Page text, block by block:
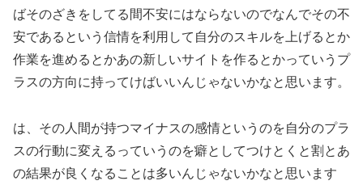
ばそのざきをしてる間不安にはならないのでなんでその不
安であるという信情を利用して自分のスキルを上げるとか
作業を進めるとかあの新しいサイトを作るとかっていうプ
ラスの方向に持ってけばいいんじゃないかなと思います。
は、その人間が持つマイナスの感情というのを自分のプラ
スの行動に変えるっていうのを癖としてつけとくと割とあ
の結果が良くなることは多いんじゃないかなと思います